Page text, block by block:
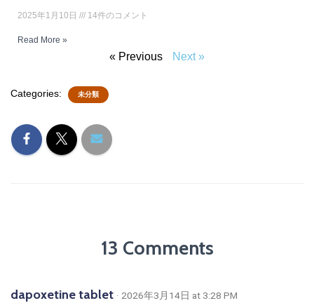
2025年1月10日 14件のコメント
Read More »
« Previous Next »
Categories: 未分類
13 Comments
dapoxetine tablet · 2026年3月14日 at 3:28 PM